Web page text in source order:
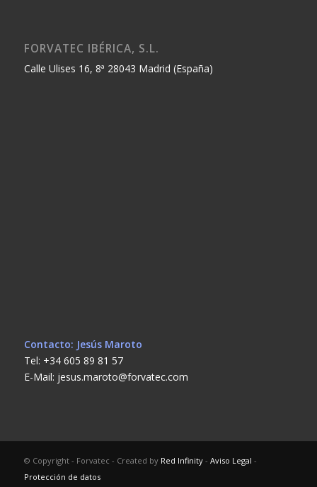
FORVATEC IBÉRICA, S.L.
Calle Ulises 16, 8ª 28043 Madrid (España)
Contacto: Jesús Maroto
Tel: +34 605 89 81 57
E-Mail: jesus.maroto@forvatec.com
© Copyright - Forvatec - Created by Red Infinity- Aviso Legal -
Protección de datos